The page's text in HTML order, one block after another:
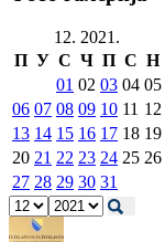
12. 2021.
П У С Ч П С Н
01 02 03 04 05
06 07 08 09 10 11 12
13 14 15 16 17 18 19
20 21 22 23 24 25 26
27 28 29 30 31